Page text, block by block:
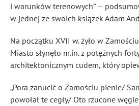
i warunków terenowych” —
w jednej ze swoich książek Adam
Na początku XVII w. żyło w
Miasto słynęło m.in. z potężnych
architektonicznym cudem, który
„Pora zanucić o Zamościu pienie/
powołał te cegły/ Oto rzucone